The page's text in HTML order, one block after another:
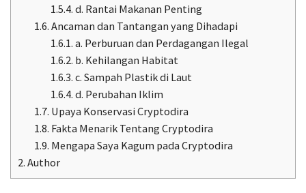
1.5.4. d. Rantai Makanan Penting
1.6. Ancaman dan Tantangan yang Dihadapi
1.6.1. a. Perburuan dan Perdagangan Ilegal
1.6.2. b. Kehilangan Habitat
1.6.3. c. Sampah Plastik di Laut
1.6.4. d. Perubahan Iklim
1.7. Upaya Konservasi Cryptodira
1.8. Fakta Menarik Tentang Cryptodira
1.9. Mengapa Saya Kagum pada Cryptodira
2. Author